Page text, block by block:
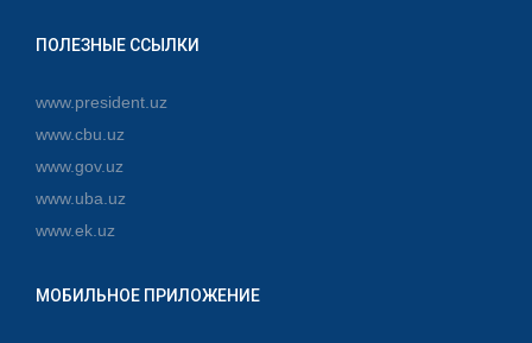
ПОЛЕЗНЫЕ ССЫЛКИ
www.president.uz
www.cbu.uz
www.gov.uz
www.uba.uz
www.ek.uz
МОБИЛЬНОЕ ПРИЛОЖЕНИЕ